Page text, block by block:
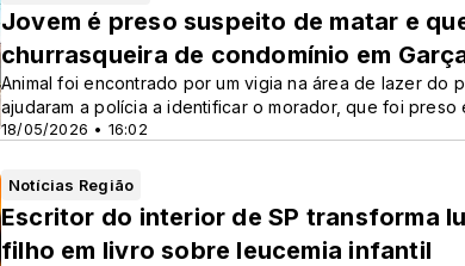
18/05/2026 • 16:02
Jovem é preso suspeito de matar e
churrasqueira de condomínio em
Animal foi encontrado por um vigia na área de lazer do
ajudaram a polícia a identificar o morador, que foi preso
Notícias Região
Escritor do interior de SP transforma
filho em livro sobre leucemia infantil